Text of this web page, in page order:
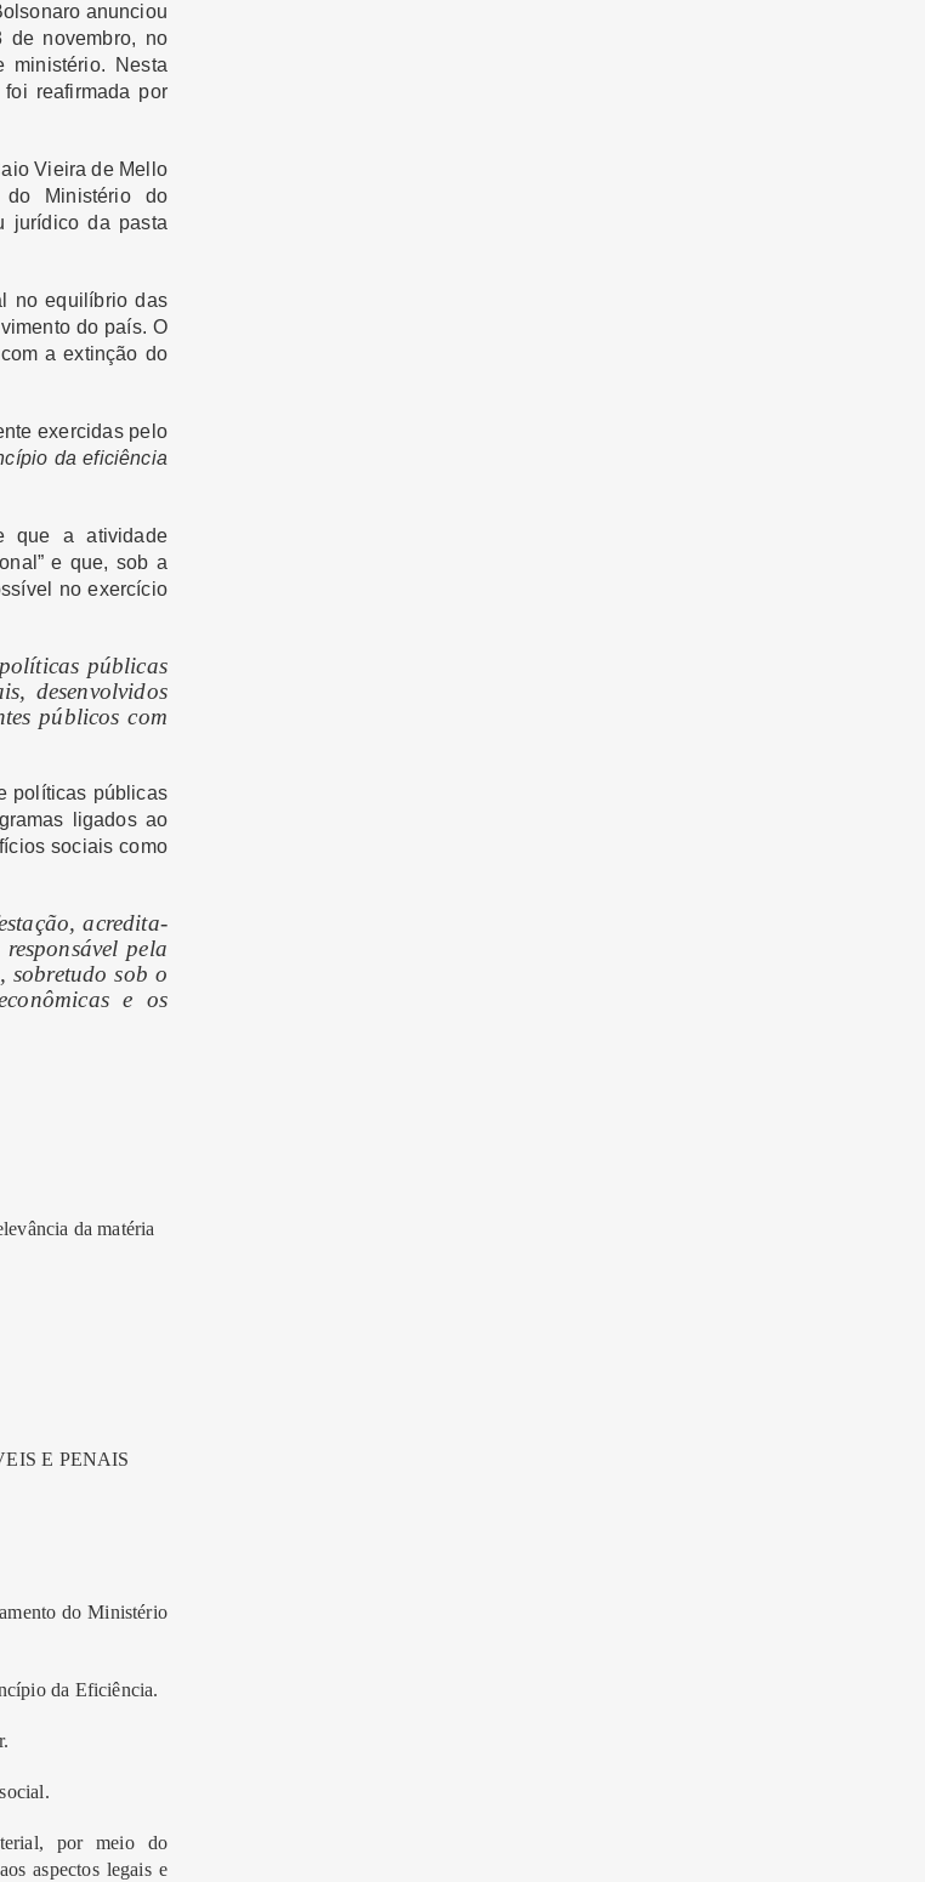
anunciou
de novembro, no
ministério. Nesta
reafirmada por
Vieira de Mello
do Ministério do
jurídico da pasta
no equilíbrio das
do país. O
a extinção do
exercidas pelo
da eficiência
que a atividade
e que, sob a
no exercício
públicas
desenvolvidos
públicos com
políticas públicas
ligados ao
sociais como
acredita-
pela
sobretudo sob o
e os
da matéria
E PENAIS
do Ministério
da Eficiência.
por meio do
aspectos legais e